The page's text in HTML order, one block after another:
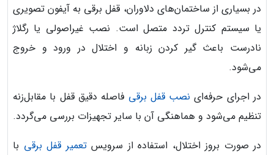
در بسیاری از ساختمان‌های دلاوران، قفل برقی به آیفون تصویری
یا سیستم کنترل تردد متصل است. نصب غیراصولی یا رگلاژ
نادرست باعث گیر کردن زبانه و اختلال در ورود و خروج
می‌شود.
در اجرای حرفه‌ای نصب قفل برقی فاصله دقیق قفل با مقابل‌زنه
تنظیم می‌شود و هماهنگی آن با سایر تجهیزات بررسی می‌گردد.
در صورت بروز اختلال، استفاده از سرویستعمیر قفل برقی با